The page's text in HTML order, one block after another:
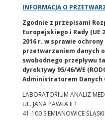
INFORMACJA O
Zgodnie z przepisami
Europejskiego i Rady (UE
2016 r. w sprawie
przetwarzaniem danych
swobodnego przepływu
dyrektywy 95/46/WE
Administratorem Danych
LABORATORIUM ANALIZ
UL. JANA PAWŁA II 1
41-100 SIEMIANOWICE